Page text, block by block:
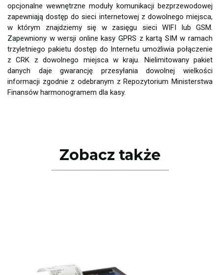
opcjonalne wewnętrzne moduły komunikacji bezprzewodowej
zapewniają dostęp do sieci internetowej z dowolnego miejsca,
w którym znajdziemy się w zasięgu sieci WIFI lub GSM.
Zapewniony w wersji online kasy GPRS z kartą SIM w ramach
trzyletniego pakietu dostęp do Internetu umożliwia połączenie
z CRK z dowolnego miejsca w kraju. Nielimitowany pakiet
danych daje gwarancję przesyłania dowolnej wielkości
informacji zgodnie z odebranym z Repozytorium Ministerstwa
Finansów harmonogramem dla kasy.
Zobacz także